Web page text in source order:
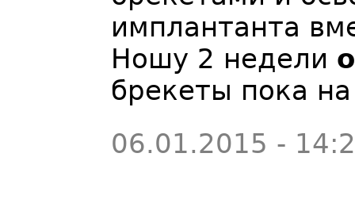
имплантанта
Ношу 2 недели
брекеты пока
06.01.2015 -